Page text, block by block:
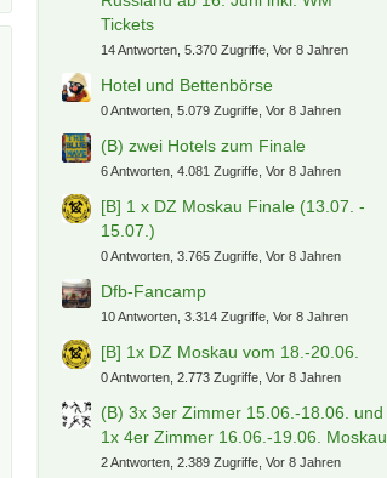
Tickets
14 Antworten, 5.370 Zugriffe, Vor 8 Jahren
Hotel und Bettenbörse
0 Antworten, 5.079 Zugriffe, Vor 8 Jahren
(B) zwei Hotels zum Finale
6 Antworten, 4.081 Zugriffe, Vor 8 Jahren
[B] 1 x DZ Moskau Finale (13.07. -
15.07.)
0 Antworten, 3.765 Zugriffe, Vor 8 Jahren
Dfb-Fancamp
10 Antworten, 3.314 Zugriffe, Vor 8 Jahren
[B] 1x DZ Moskau vom 18.-20.06.
0 Antworten, 2.773 Zugriffe, Vor 8 Jahren
(B) 3x 3er Zimmer 15.06.-18.06. und
1x 4er Zimmer 16.06.-19.06. Moskau
2 Antworten, 2.389 Zugriffe, Vor 8 Jahren